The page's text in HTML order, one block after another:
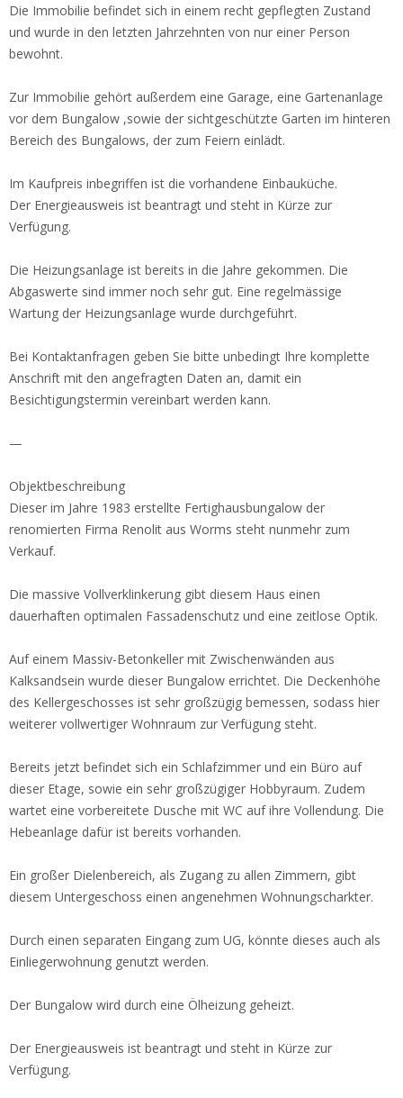
Die Immobilie befindet sich in einem recht gepflegten Zustand
und wurde in den letzten Jahrzehnten von nur einer Person
bewohnt.
Zur Immobilie gehört außerdem eine Garage, eine Gartenanlage
vor dem Bungalow ,sowie der sichtgeschützte Garten im hinteren
Bereich des Bungalows, der zum Feiern einlädt.
Im Kaufpreis inbegriffen ist die vorhandene Einbauküche.
Der Energieausweis ist beantragt und steht in Kürze zur
Verfügung.
Die Heizungsanlage ist bereits in die Jahre gekommen. Die
Abgaswerte sind immer noch sehr gut. Eine regelmässige
Wartung der Heizungsanlage wurde durchgeführt.
Bei Kontaktanfragen geben Sie bitte unbedingt Ihre komplette
Anschrift mit den angefragten Daten an, damit ein
Besichtigungstermin vereinbart werden kann.
—
Objektbeschreibung
Dieser im Jahre 1983 erstellte Fertighausbungalow der
renomierten Firma Renolit aus Worms steht nunmehr zum
Verkauf.
Die massive Vollverklinkerung gibt diesem Haus einen
dauerhaften optimalen Fassadenschutz und eine zeitlose Optik.
Auf einem Massiv-Betonkeller mit Zwischenwänden aus
Kalksandsein wurde dieser Bungalow errichtet. Die Deckenhöhe
des Kellergeschosses ist sehr großzügig bemessen, sodass hier
weiterer vollwertiger Wohnraum zur Verfügung steht.
Bereits jetzt befindet sich ein Schlafzimmer und ein Büro auf
dieser Etage, sowie ein sehr großzügiger Hobbyraum. Zudem
wartet eine vorbereitete Dusche mit WC auf ihre Vollendung. Die
Hebeanlage dafür ist bereits vorhanden.
Ein großer Dielenbereich, als Zugang zu allen Zimmern, gibt
diesem Untergeschoss einen angenehmen Wohnungscharkter.
Durch einen separaten Eingang zum UG, könnte dieses auch als
Einliegerwohnung genutzt werden.
Der Bungalow wird durch eine Ölheizung geheizt.
Der Energieausweis ist beantragt und steht in Kürze zur
Verfügung.